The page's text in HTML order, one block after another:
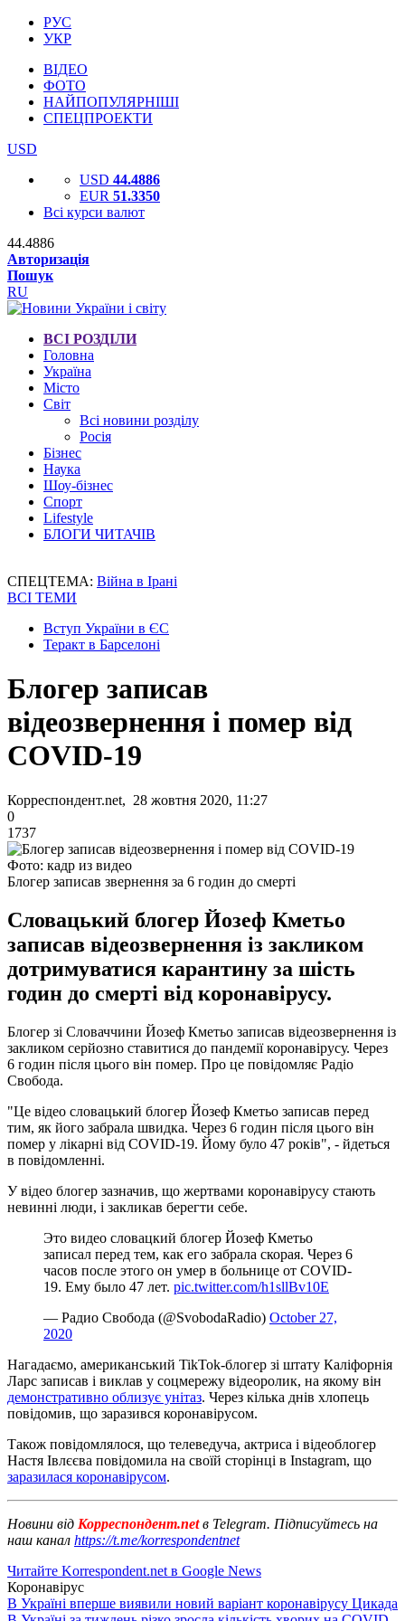
РУС
УКР
ВІДЕО
ФОТО
НАЙПОПУЛЯРНІШІ
СПЕЦПРОЕКТИ
USD
USD 44.4886
EUR 51.3350
Всі курси валют
44.4886
Авторизація
Пошук
RU
ВСІ РОЗДІЛИ
Головна
Україна
Місто
Світ
Всі новини розділу
Росія
Бізнес
Наука
Шоу-бізнес
Спорт
Lifestyle
БЛОГИ ЧИТАЧІВ
СПЕЦТЕМА: Війна в Ірані
ВСІ ТЕМИ
Вступ України в ЄС
Теракт в Барселоні
Блогер записав
відеозвернення і помер від
COVID-19
Корреспондент.net, 28 жовтня 2020, 11:27
0
1737
Фото: кадр из видео
Блогер записав звернення за 6 годин до смерті
Словацький блогер Йозеф Кметьо
записав відеозвернення із закликом
дотримуватися карантину за шість
годин до смерті від коронавірусу.
Блогер зі Словаччини Йозеф Кметьо записав відеозвернення із
закликом серйозно ставитися до пандемії коронавірусу. Через
6 годин після цього він помер. Про це повідомляє Радіо
Свобода.
"Це відео словацький блогер Йозеф Кметьо записав перед
тим, як його забрала швидка. Через 6 годин після цього він
помер у лікарні від COVID-19. Йому було 47 років", - йдеться
в повідомленні.
У відео блогер зазначив, що жертвами коронавірусу стають
невинні люди, і закликав берегти себе.
Это видео словацкий блогер Йозеф Кметьо
записал перед тем, как его забрала скорая. Через 6
часов после этого он умер в больнице от COVID-
19. Ему было 47 лет. pic.twitter.com/h1sllBv10E
— Радио Свобода (@SvobodaRadio) October 27,
2020
Нагадаємо, американський TikTok-блогер зі штату Каліфорнія
Ларс записав і виклав у соцмережу відеоролик, на якому він
демонстративно облизує унітаз. Через кілька днів хлопець
повідомив, що заразився коронавірусом.
Також повідомлялося, що телеведуча, актриса і відеоблогер
Настя Івлєєва повідомила на своїй сторінці в Instagram, що
заразилася коронавірусом.
Новини від Корреспондент.netв Telegram. Підписуйтесь на
наш канал https://t.me/korrespondentnet
Читайте Korrespondent.net в Google News
Коронавірус
В Україні вперше виявили новий варіант коронавірусу Цикада